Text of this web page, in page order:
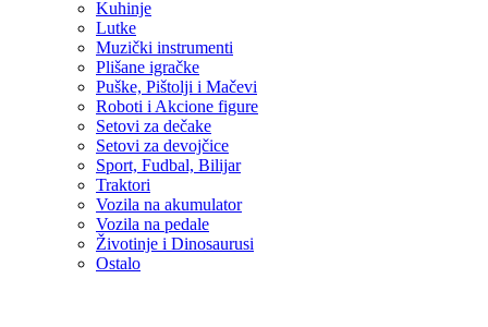
Kuhinje
Lutke
Muzički instrumenti
Plišane igračke
Puške, Pištolji i Mačevi
Roboti i Akcione figure
Setovi za dečake
Setovi za devojčice
Sport, Fudbal, Bilijar
Traktori
Vozila na akumulator
Vozila na pedale
Životinje i Dinosaurusi
Ostalo